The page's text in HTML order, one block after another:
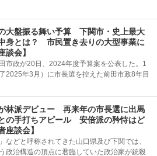
大盤振る舞い予算 下関市・史上最大
身とは？ 市民置き去りの大型事業に
談会】
市政が20日、2024年度予算案を公表した。1
2025年3月）に市長選を控えた前田市政8年目
林派デビュー 再来年の市長選に出馬
の手打ちアピール 安倍派の矜恃はど
座談会】
などと呼称されてきた山口県及び下関では、
政治構造の頂点に君臨していた政治家が銃殺